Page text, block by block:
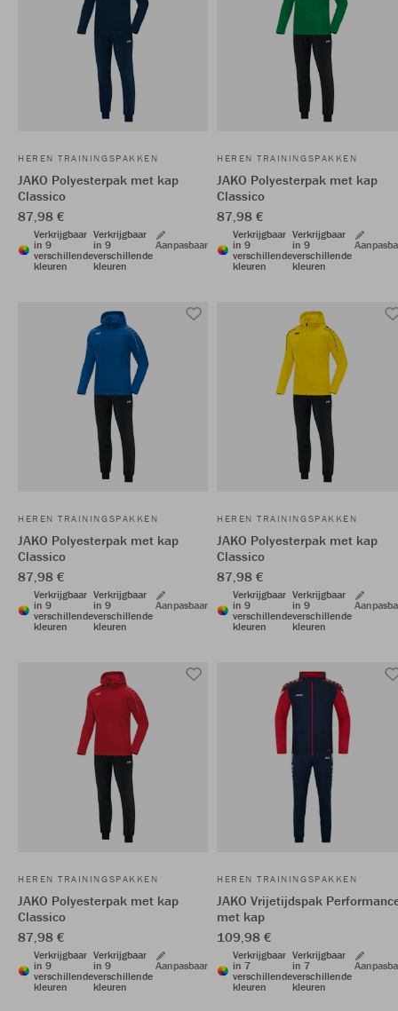
HEREN TRAININGSPAKKEN
JAKO Polyesterpak met kap
Classico
87,98 €
Verkrijgbaar
in 9
verschillende
kleuren
Verkrijgbaar
in 9
verschillende
kleuren
Aanpasbaar
HEREN TRAININGSPAKKEN
JAKO Polyesterpak met kap
Classico
87,98 €
Verkrijgbaar
in 9
verschillende
kleuren
Verkrijgbaar
in 9
verschillende
kleuren
HEREN TRAININGSPAKKEN
JAKO Polyesterpak met kap
Classico
87,98 €
Verkrijgbaar
in 9
verschillende
kleuren
Verkrijgbaar
in 9
verschillende
kleuren
Aanpasbaar
HEREN TRAININGSPAKKEN
JAKO Polyesterpak met kap
Classico
87,98 €
Verkrijgbaar
in 9
verschillende
kleuren
Verkrijgbaar
in 9
verschillende
kleuren
HEREN TRAININGSPAKKEN
JAKO Polyesterpak met kap
Classico
87,98 €
Verkrijgbaar
in 9
verschillende
kleuren
Verkrijgbaar
in 9
verschillende
kleuren
Aanpasbaar
HEREN TRAININGSPAKKEN
JAKO Vrijetijdspak
met kap
109,98 €
Verkrijgbaar
in 7
verschillende
kleuren
Verkrijgbaar
in 7
verschillende
kleuren